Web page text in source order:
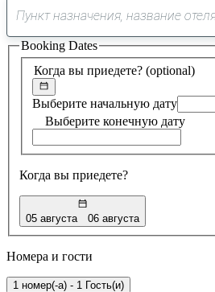
0
Когда вы приедете? (optional)
Выберите начальную дату
Выберите конечную дату
Когда вы приедете?
05 августа 06 августа
Booking Dates
Номера и гости
1 номер(-а) - 1 Гость(и)